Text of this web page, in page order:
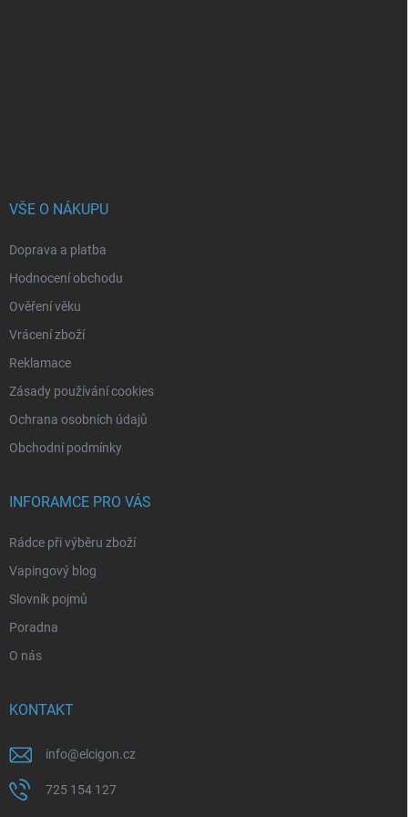
VŠE O NÁKUPU
Doprava a platba
Hodnocení obchodu
Ověření věku
Vrácení zboží
Reklamace
Zásady používání cookies
Ochrana osobních údajů
Obchodní podmínky
INFORAMCE PRO VÁS
Rádce při výběru zboží
Vapingový blog
Slovník pojmů
Poradna
O nás
KONTAKT
info@elcigon.cz
725 154 127